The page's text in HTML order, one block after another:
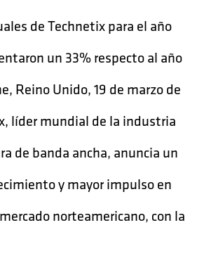
de Technetix para el año
un 33% respecto al año
Reino Unido, 19 de marzo de
líder mundial de la industria
de banda ancha, anuncia un
y mayor impulso en
norteamericano, con la